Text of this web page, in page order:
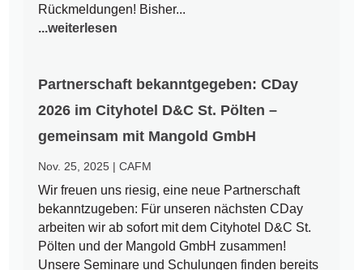
Rückmeldungen! Bisher...
...weiterlesen
Partnerschaft bekanntgegeben: CDay
2026 im Cityhotel D&C St. Pölten –
gemeinsam mit Mangold GmbH
Nov. 25, 2025 |CAFM
Wir freuen uns riesig, eine neue Partnerschaft
bekanntzugeben: Für unseren nächsten CDay
arbeiten wir ab sofort mit dem Cityhotel D&C St.
Pölten und der Mangold GmbH zusammen!
Unsere Seminare und Schulungen finden bereits